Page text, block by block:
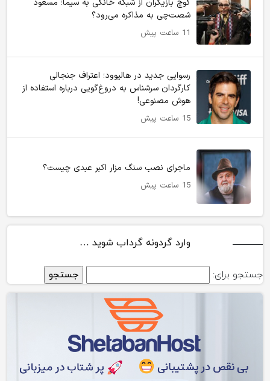
کوچ بازیگران از شبکه خانگی به سیما؛ مسعود
شصت‌چی به مذاکره می‌رود؟
11 ساعت پیش
رسوایی جدید در هالیوود؛ اعتراف جنجالی
کارگردان سرشناس به دروغ‌گویی درباره استفاده از
هوش مصنوعی!
15 ساعت پیش
ماجرای نصب سنگ مزار اکبر عبدی چیست؟
15 ساعت پیش
وارد گردونه گرداب شوید …
جستجو برای: